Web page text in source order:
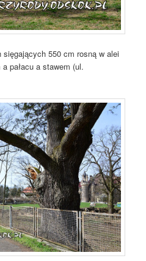
550 cm rosną w alei
pałacu a stawem (ul.